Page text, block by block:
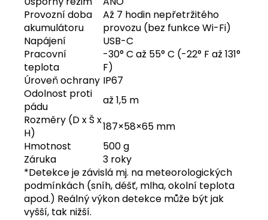
Provozní doba
akumulátoru
Až 7 hodin nepřetržitého
provozu (bez funkce Wi-Fi)
Napájení
USB-C
Pracovní
teplota
-30° C až 55° C (-22° F až 131°
F)
Úroveň ochrany IP67
Odolnost proti
pádu
až 1,5 m
Rozměry (D x Š x
H)
187×58×65 mm
Hmotnost
500 g
Záruka
3 roky
*Detekce je závislá mj. na meteorologických
podmínkách (sníh, déšť, mlha, okolní teplota
apod.) Reálný výkon detekce může být jak
vyšší, tak nižší.